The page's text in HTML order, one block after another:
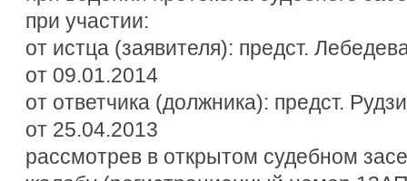
при участии:
от истца (заявителя): предст.
от 09.01.2014
от ответчика (должника): предст.
от 25.04.2013
рассмотрев в открытом судебном